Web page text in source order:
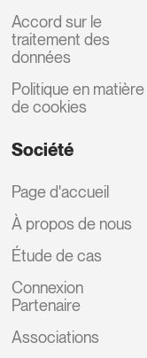
Accord sur le
traitement des
données
Politique en matière
de cookies
Société
Page d'accueil
À propos de nous
Étude de cas
Connexion
Partenaire
Associations